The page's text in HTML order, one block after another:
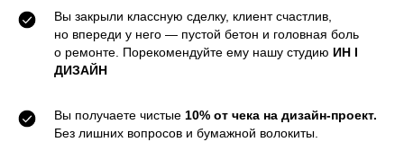
Вы закрыли классную сделку, клиент счастлив,
но впереди у него — пустой бетон и головная боль
о ремонте. Порекомендуйте ему нашу студию ИН I
ДИЗАЙН
Вы получаете чистые 10% от чека на дизайн-проект.
Без лишних вопросов и бумажной волокиты.